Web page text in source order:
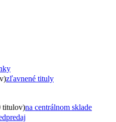
zľavnené tituly
titulov)na centrálnom sklade